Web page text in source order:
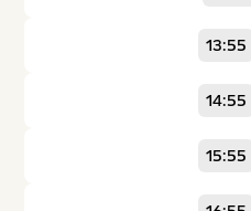
13:55
14:55
15:55